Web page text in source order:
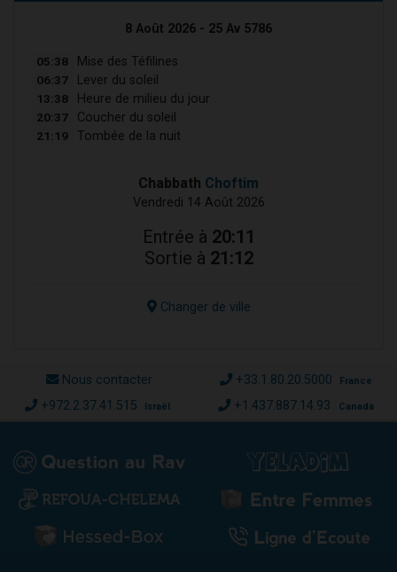
8 Août 2026 - 25 Av 5786
05:38 Mise des Téfilines
06:37 Lever du soleil
13:38 Heure de milieu du jour
20:37 Coucher du soleil
21:19 Tombée de la nuit
Chabbath Choftim
Vendredi 14 Août 2026
Entrée à 20:11
Sortie à 21:12
Changer de ville
Nous contacter +33.1.80.20.5000 France
+972.2.37.41.515 Israël +1.437.887.14.93 Canada